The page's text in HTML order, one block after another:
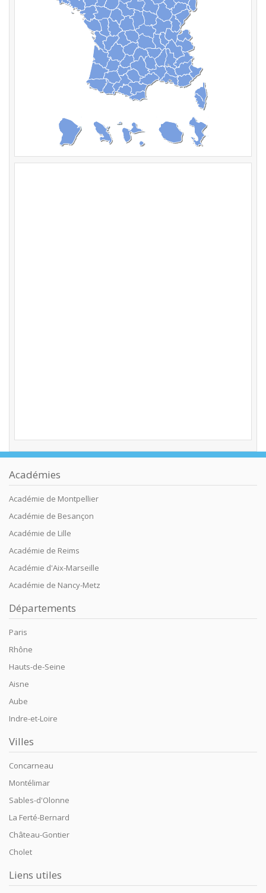
Académies
Académie de Montpellier
Académie de Besançon
Académie de Lille
Académie de Reims
Académie d'Aix-Marseille
Académie de Nancy-Metz
Départements
Paris
Rhône
Hauts-de-Seine
Aisne
Aube
Indre-et-Loire
Villes
Concarneau
Montélimar
Sables-d'Olonne
La Ferté-Bernard
Château-Gontier
Cholet
Liens utiles